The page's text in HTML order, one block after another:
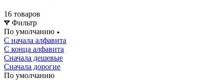
16 товаров
Фильтр
По умолчанию
С начала алфавита
С конца алфавита
Сначала дешевые
Сначала дорогие
По умолчанию